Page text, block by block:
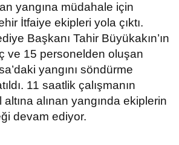
yangına müdahale için
İtfaiye ekipleri yola çıktı.
Başkanı Tahir Büyükakın’ın
ve 15 personelden oluşan
yangını söndürme
11 saatlik çalışmanın
alınan yangında ekiplerin
devam ediyor.